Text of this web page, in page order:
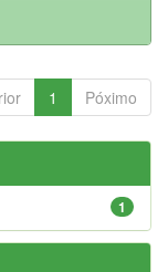
1 Póximo
1